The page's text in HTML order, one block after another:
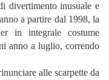
divertimento inusuale e
a partire dal 1998, la
in integrale costume
anno a luglio, correndo
alle scarpette da